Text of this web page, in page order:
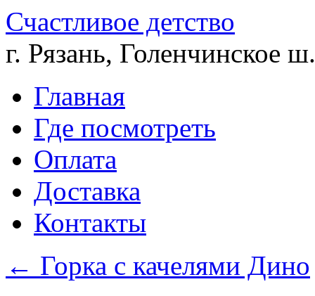
Счастливое детство
г. Рязань, Голенчинское
Главная
Где посмотреть
Оплата
Доставка
Контакты
← Горка с качелями Дино